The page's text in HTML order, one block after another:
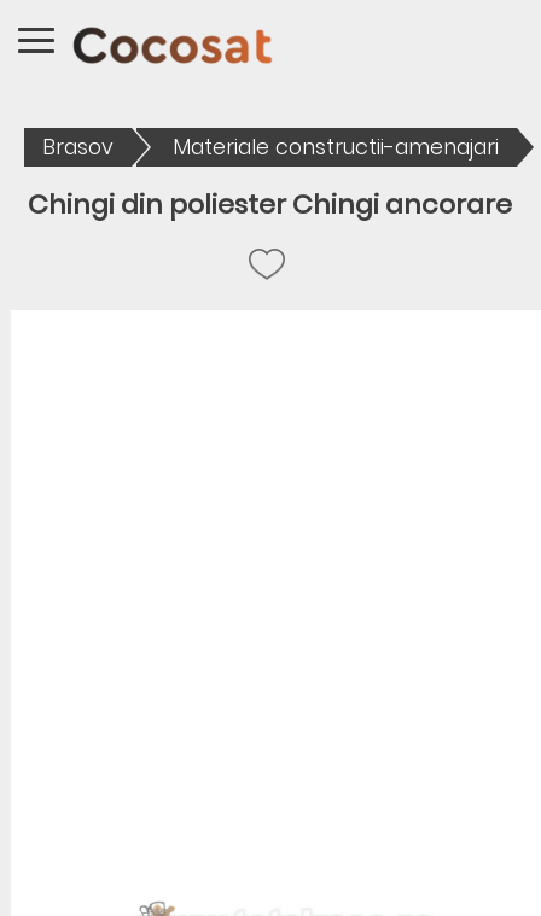
Brasov Materiale constructii-amenajari
Chingi din poliester Chingi ancorare